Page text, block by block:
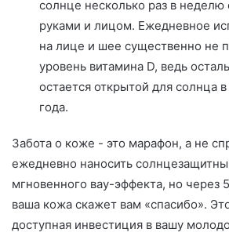
солнце несколько раз в
руками и лицом. Ежедневное
на лице и шее существенно не
уровень витамина D, ведь
остается открытой для солнца
года.
Забота о коже - это марафон, а не
ежедневно наносить
мгновенного вау-эффекта, но через
ваша кожа скажет вам «спасибо».
доступная инвестиция в вашу